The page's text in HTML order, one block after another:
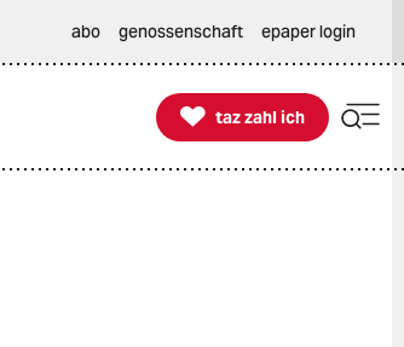
abo genossenschaft epaper login

taz zahl ich
taz zahl ich